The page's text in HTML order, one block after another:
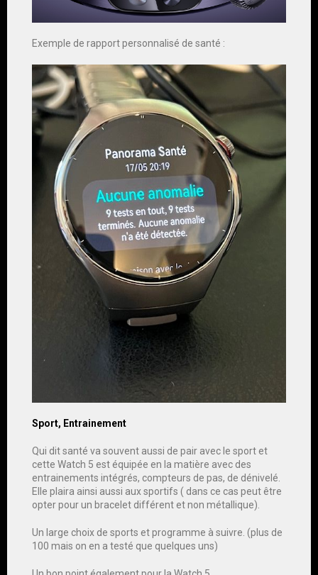
Exemple de rapport personnalisé de santé :
Sport, Entrainement
Qui dit santé va souvent aussi de pair avec le sport et
cette Watch 5 est équipée en la matière avec des
entrainements intégrés, compteurs de pas, de dénivelé.
Elle plaira ainsi aussi aux sportifs ( dans ce cas peut être
opter pour un bracelet différent et non métallique).
Un large choix de sports et programme à suivre. (plus de
100 mais on en a testé que quelques uns)